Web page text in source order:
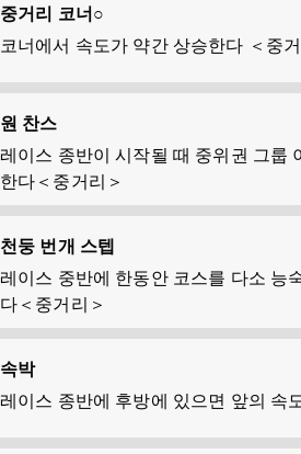
중거리 코너○
코너에서 속도가 약간 상승한다 ＜중
원 찬스
레이스 종반이 시작될 때 중위권 그룹
한다＜중거리＞
천둥 번개 스텝
레이스 중반에 한동안 코스를 다소 능
다＜중거리＞
속박
레이스 종반에 후방에 있으면 앞의 속